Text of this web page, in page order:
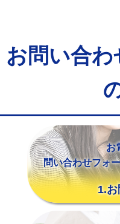
コンクリート斫り（厚さ10
モルタル補修（厚さ10㎝超
※給水管工事は20mmまで
お問い合
お
問い合わせフォ
1.